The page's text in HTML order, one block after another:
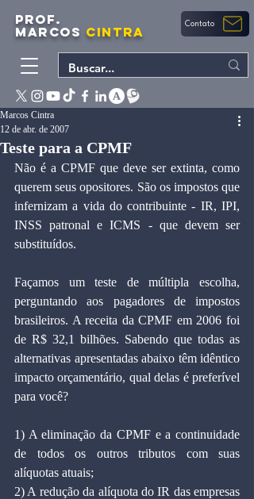
PROF.
MARCOS CINTRA Contato
Teste para a CPMF
Marcos Cintra
12 de abr. de 2007
Não é a CPMF que deve ser extinta, como
querem seus opositores. São os impostos que
infernizam a vida do contribuinte - IR, IPI,
INSS patronal e ICMS - que devem ser
substituídos.
Façamos um teste de múltipla escolha,
perguntando aos pagadores de impostos
brasileiros. A receita da CPMF em 2006 foi
de R$ 32,1 bilhões. Sabendo que todas as
alternativas apresentadas abaixo têm idêntico
impacto orçamentário, qual delas é preferível
para você?
1) A eliminação da CPMF e a continuidade
de todos os outros tributos com suas
alíquotas atuais;
2) A redução da alíquota do IR das empresas